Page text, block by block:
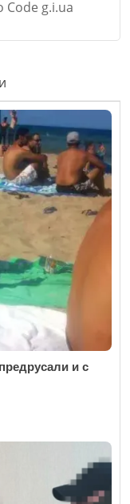
Code g.i.ua
и с